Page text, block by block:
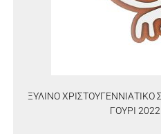
ΞΥΛΙΝΟ ΧΡΙΣΤΟΥΓΕΝΝΙΑΤΙΚΟ
ΓΟΥΡΙ